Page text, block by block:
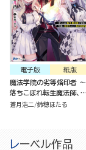
紙版
電子版
魔法学院の劣等烙印者 ～
落ちこぼれ転生魔法師、
『常識』を代償に規格外の
蒼月浩二 鈴穂ほたる
レーベル作品